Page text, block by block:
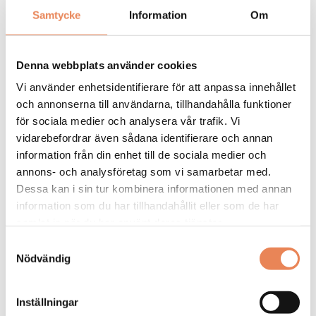
Samtycke Information Om
Denna webbplats använder cookies
Vi använder enhetsidentifierare för att anpassa innehållet
och annonserna till användarna, tillhandahålla funktioner
för sociala medier och analysera vår trafik. Vi
vidarebefordrar även sådana identifierare och annan
information från din enhet till de sociala medier och
annons- och analysföretag som vi samarbetar med.
Dessa kan i sin tur kombinera informationen med annan
information som du har tillhandahållit eller som de har
Nödvändig
Inställningar
General
Manager/Hotelldirektör
Arbetsgivare: Quality Hotel Grand
Placeringsort: Falun
Sista ansökningsdag: 2026-09-04
LÄS MER
DAGAR KVAR:
27